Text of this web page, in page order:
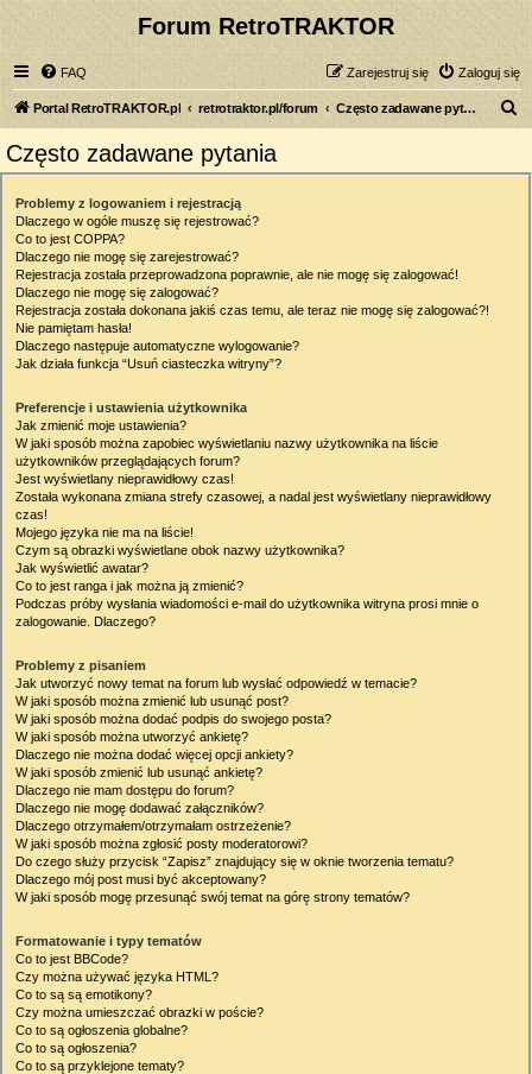
Forum RetroTRAKTOR
FAQ Zaloguj się
Zarejestruj się
Portal RetroTRAKTOR.pl retrotraktor.pl/forum Często zadawane pytania
Często zadawane pytania
Problemy z logowaniem i rejestracją
Dlaczego w ogóle muszę się rejestrować?
Co to jest COPPA?
Dlaczego nie mogę się zarejestrować?
Rejestracja została przeprowadzona poprawnie, ale nie mogę się zalogować!
Dlaczego nie mogę się zalogować?
Rejestracja została dokonana jakiś czas temu, ale teraz nie mogę się zalogować?!
Nie pamiętam hasła!
Dlaczego następuje automatyczne wylogowanie?
Jak działa funkcja “Usuń ciasteczka witryny”?
Preferencje i ustawienia użytkownika
Jak zmienić moje ustawienia?
W jaki sposób można zapobiec wyświetlaniu nazwy użytkownika na liście
użytkowników przeglądających forum?
Jest wyświetlany nieprawidłowy czas!
Została wykonana zmiana strefy czasowej, a nadal jest wyświetlany nieprawidłowy
czas!
Mojego języka nie ma na liście!
Czym są obrazki wyświetlane obok nazwy użytkownika?
Jak wyświetlić awatar?
Co to jest ranga i jak można ją zmienić?
Podczas próby wysłania wiadomości e-mail do użytkownika witryna prosi mnie o
zalogowanie. Dlaczego?
Problemy z pisaniem
Jak utworzyć nowy temat na forum lub wysłać odpowiedź w temacie?
W jaki sposób można zmienić lub usunąć post?
W jaki sposób można dodać podpis do swojego posta?
W jaki sposób można utworzyć ankietę?
Dlaczego nie można dodać więcej opcji ankiety?
W jaki sposób zmienić lub usunąć ankietę?
Dlaczego nie mam dostępu do forum?
Dlaczego nie mogę dodawać załączników?
Dlaczego otrzymałem/otrzymałam ostrzeżenie?
W jaki sposób można zgłosić posty moderatorowi?
Do czego służy przycisk “Zapisz” znajdujący się w oknie tworzenia tematu?
Dlaczego mój post musi być akceptowany?
W jaki sposób mogę przesunąć swój temat na górę strony tematów?
Formatowanie i typy tematów
Co to jest BBCode?
Czy można używać języka HTML?
Co to są są emotikony?
Czy można umieszczać obrazki w poście?
Co to są ogłoszenia globalne?
Co to są ogłoszenia?
Co to są przyklejone tematy?